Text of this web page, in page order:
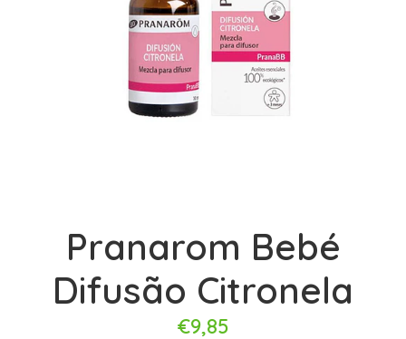
Pranarom Bebé
Difusão Citronela
€9,85